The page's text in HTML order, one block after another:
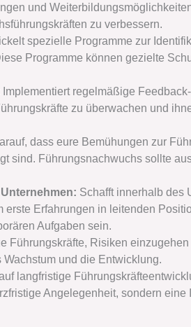
und
zu verbessern.
spezielle Programme zur
Programme können gezielte
Implementiert regelmäßige
zu überwachen und
dass eure Bemühungen zur
sind. Führungsnachwuchs sollte
Schafft innerhalb des
erste Erfahrungen in leitenden
Aufgaben sein.
Führungskräfte, Risiken
und die Entwicklung.
langfristige
Angelegenheit, sondern